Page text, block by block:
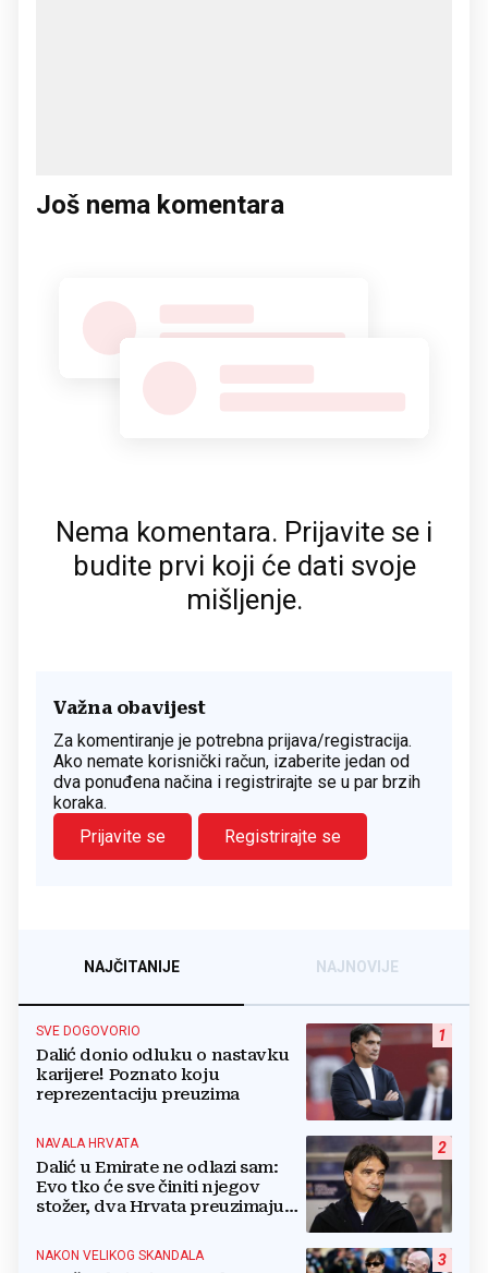
Još nema komentara
Nema komentara. Prijavite se i
budite prvi koji će dati svoje
mišljenje.
Važna obavijest
Za komentiranje je potrebna prijava/registracija.
Ako nemate korisnički račun, izaberite jedan od
dva ponuđena načina i registrirajte se u par brzih
koraka.
Prijavite se
Registrirajte se
NAJČITANIJE NAJNOVIJE
1
SVE DOGOVORIO
Dalić donio odluku o nastavku
karijere! Poznato koju
reprezentaciju preuzima
2
NAVALA HRVATA
Dalić u Emirate ne odlazi sam:
Evo tko će sve činiti njegov
stožer, dva Hrvata preuzimaju
3
NAKON VELIKOG SKANDALA